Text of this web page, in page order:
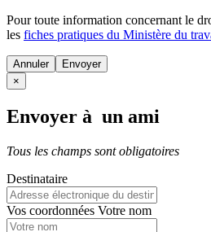
Pour toute information concernant le
les fiches pratiques du Ministère du
Annuler
×
Envoyer à un ami
Tous les champs sont obligatoires
Destinataire
Vos coordonnées Votre nom